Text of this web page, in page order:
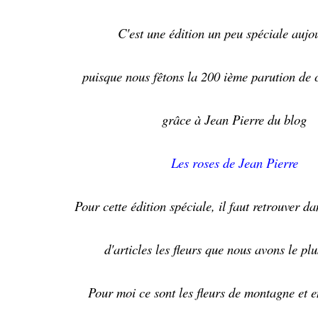
C'est une édition un peu spéciale
puisque nous fêtons la 200 ième parution de
grâce à Jean Pierre du blog
Les roses de Jean Pierre
Pour cette édition spéciale, il faut retrouver
d'articles les fleurs que nous avons le
Pour moi ce sont les fleurs de montagne et